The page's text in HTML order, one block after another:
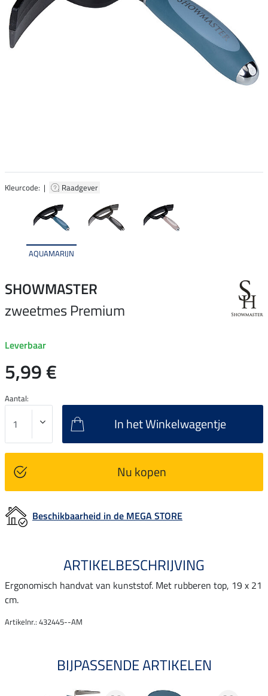
Kleurcode: | Raadgever
AQUAMARIJN
SHOWMASTER
zweetmes Premium
Leverbaar
5,99 €
Aantal:
In het Winkelwagentje
Nu kopen
Beschikbaarheid in de MEGA STORE
ARTIKELBESCHRIJVING
Ergonomisch handvat van kunststof. Met rubberen top, 19 x 21
cm.
Artikelnr.: 432445--AM
BIJPASSENDE ARTIKELEN